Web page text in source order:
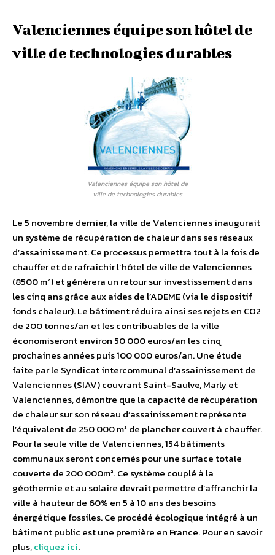
Valenciennes équipe son hôtel de
ville de technologies durables
Valenciennes équipe son hôtel de
ville de technologies durables
Le 5 novembre dernier, la ville de Valenciennes inaugurait
un système de récupération de chaleur dans ses réseaux
d’assainissement. Ce processus permettra tout à la fois de
chauffer et de rafraichir l’hôtel de ville de Valenciennes
(8500 m²) et génèrera un retour sur investissement dans
les cinq ans grâce aux aides de l’ADEME (via le dispositif
fonds chaleur). Le bâtiment réduira ainsi ses rejets en CO2
de 200 tonnes/an et les contribuables de la ville
économiseront environ 50 000 euros/an les cinq
prochaines années puis 100 000 euros/an. Une étude
faite par le Syndicat intercommunal d’assainissement de
Valenciennes (SIAV) couvrant Saint-Saulve, Marly et
Valenciennes, démontre que la capacité de récupération
de chaleur sur son réseau d’assainissement représente
l’équivalent de 250 000 m² de plancher couvert à chauffer.
Pour la seule ville de Valenciennes, 154 bâtiments
communaux seront concernés pour une surface totale
couverte de 200 000m². Ce système couplé à la
géothermie et au solaire devrait permettre d’affranchir la
ville à hauteur de 60% en 5 à 10 ans des besoins
énergétique fossiles. Ce procédé écologique intégré à un
bâtiment public est une première en France. Pour en savoir
plus,cliquez ici.